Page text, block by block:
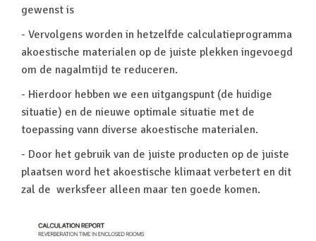
gewenst is
- Vervolgens worden in hetzelfde calculatieprogramma
akoestische materialen op de juiste plekken ingevoegd
om de nagalmtijd te reduceren.
- Hierdoor hebben we een uitgangspunt (de huidige
situatie) en de nieuwe optimale situatie met de
toepassing vann diverse akoestische materialen.
- Door het gebruik van de juiste producten op de juiste
plaatsen word het akoestische klimaat verbetert en dit
zal de werksfeer alleen maar ten goede komen.